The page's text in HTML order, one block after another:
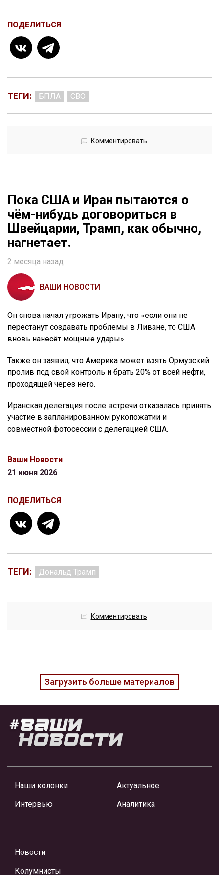
ПОДЕЛИТЬСЯ
ТЕГИ: БПЛА СВО
Комментировать
Пока США и Иран пытаются о
чём-нибудь договориться в
Швейцарии, Трамп, как обычно,
нагнетает.
2 месяца назад
ВАШИ НОВОСТИ
Он снова начал угрожать Ирану, что «если они не
перестанут создавать проблемы в Ливане, то США
вновь нанесёт мощные удары».
Также он заявил, что Америка может взять Ормузский
пролив под свой контроль и брать 20% от всей нефти,
проходящей через него.
Иранская делегация после встречи отказалась принять
участие в запланированном рукопожатии и
совместной фотосессии с делегацией США.
Ваши Новости
21 июня 2026
ПОДЕЛИТЬСЯ
ТЕГИ: Дональд Трамп
Комментировать
Загрузить больше материалов
Наши колонки
Интервью
Актуальное
Аналитика
Новости
Колумнисты